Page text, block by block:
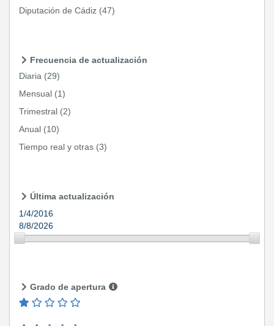
Diputación de Cádiz (47)
Frecuencia de actualización
Diaria (29)
Mensual (1)
Trimestral (2)
Anual (10)
Tiempo real y otras (3)
Última actualización
1/4/2016
8/8/2026
Grado de apertura